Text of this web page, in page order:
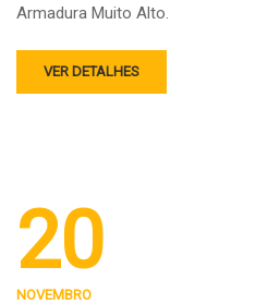
Armadura Muito Alto.
VER DETALHES
20
NOVEMBRO